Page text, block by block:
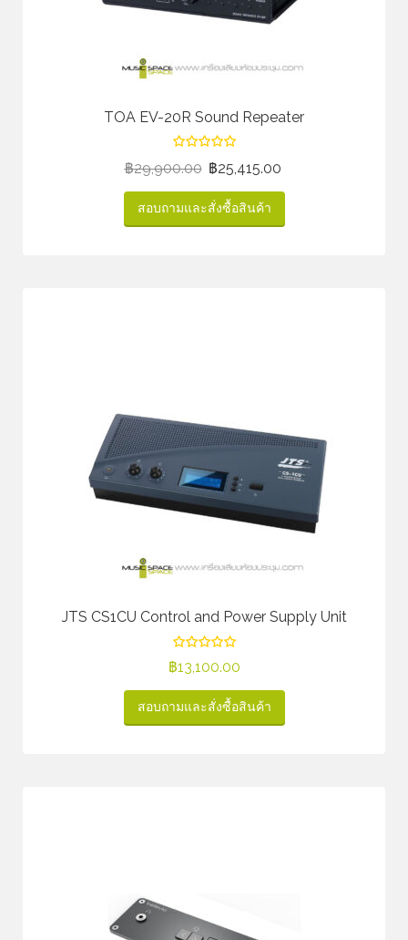
TOA EV-20R Sound Repeater
฿29,900.00 ฿25,415.00
สอบถามและสั่งซื้อสินค้า
JTS CS1CU Control and Power Supply Unit
฿13,100.00
สอบถามและสั่งซื้อสินค้า